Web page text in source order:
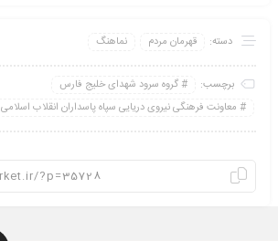
دسته: قهرمان مردم نماهنگ
برچسب:
گروه سرود شهدای خلیج فارس
معاونت فرهنگی نیروی دریایی سپاه پاسداران انقلاب اسلامی